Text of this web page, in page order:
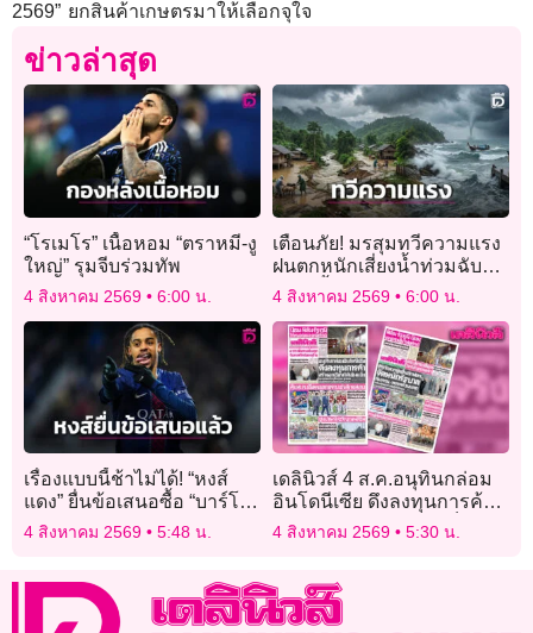
2569” ยกสินค้าเกษตรมาให้เลือกจุใจ
ข่าวล่าสุด
“โรเมโร” เนื้อหอม “ตราหมี-งู
ใหญ่” รุมจีบร่วมทัพ
4 สิงหาคม 2569 6:00 น.
เตือนภัย! มรสุมทวีความแรง
ฝนตกหนักเสี่ยงน้ำท่วมฉับ
พลัน-น้ำป่าหลาก
4 สิงหาคม 2569 6:00 น.
เรื่องแบบนี้ช้าไม่ได้! “หงส์
แดง” ยื่นข้อเสนอซื้อ “บาร์โก
ลา” ทางการ
4 สิงหาคม 2569 5:48 น.
เดลินิวส์ 4 ส.ค.อนุทินกล่อม
อินโดนีเซีย ดึงลงทุนการค้า
สร้างอาเซียนให้เข้มแข็ง
4 สิงหาคม 2569 5:30 น.